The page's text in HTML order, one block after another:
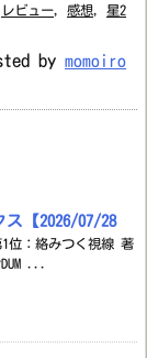
レビュー, 感想, 星2
by momoiro
ス【2026/07/28
位：絡みつく視線 著
...